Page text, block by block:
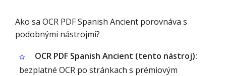
Ako sa OCR PDF Spanish Ancient porovnáva s
podobnými nástrojmi?
OCR PDF Spanish Ancient (tento nástroj):
bezplatné OCR po stránkach s prémiovým